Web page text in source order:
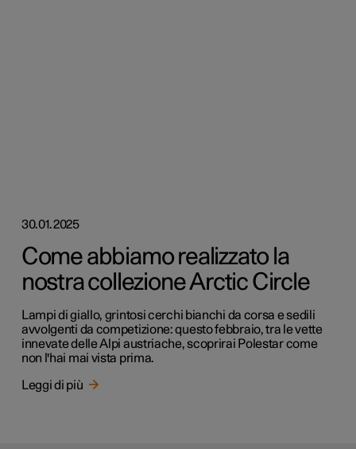
30.01.2025
Come abbiamo realizzato la
nostra collezione Arctic Circle
Lampi di giallo, grintosi cerchi bianchi da corsa e sedili
avvolgenti da competizione: questo febbraio, tra le vette
innevate delle Alpi austriache, scoprirai Polestar come
non l'hai mai vista prima.
Leggi di più